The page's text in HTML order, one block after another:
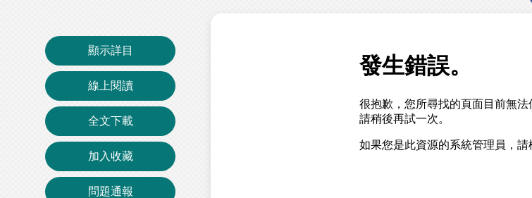
顯示詳目
線上閱讀
全文下載
加入收藏
問題通報